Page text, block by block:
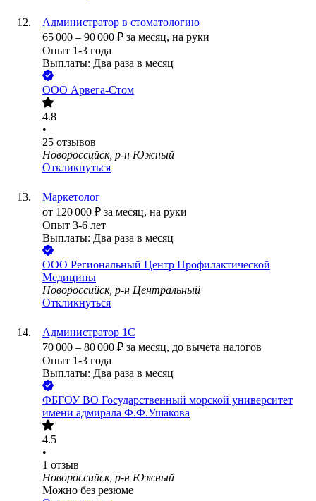
Администратор в стоматологию
65 000 – 90 000 ₽ за месяц, на руки
Опыт 1-3 года
Выплаты: Два раза в месяц
ООО Арвега-Стом
4.8
•
25 отзывов
Новороссийск, р-н Южный
Откликнуться
Маркетолог
от 120 000 ₽ за месяц, на руки
Опыт 3-6 лет
Выплаты: Два раза в месяц
ООО Региональный Центр Профилактической
Медицины
Новороссийск, р-н Центральный
Откликнуться
Администратор 1С
70 000 – 80 000 ₽ за месяц, до вычета налогов
Опыт 1-3 года
Выплаты: Два раза в месяц
ФБГОУ ВО Государственный морской университет
имени адмирала Ф.Ф.Ушакова
4.5
•
1 отзыв
Новороссийск, р-н Южный
Можно без резюме